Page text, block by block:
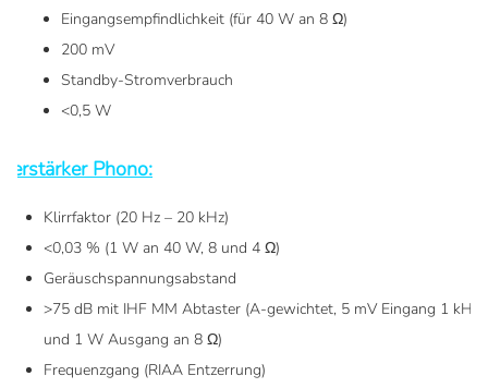
Eingangsempfindlichkeit (für 40 W an 8 Ω)
200 mV
Standby-Stromverbrauch
<0,5 W
Verstärker Phono:
Klirrfaktor (20 Hz – 20 kHz)
<0,03 % (1 W an 40 W, 8 und 4 Ω)
Geräuschspannungsabstand
>75 dB mit IHF MM Abtaster (A-gewichtet, 5 mV Eingang 1 kHz
und 1 W Ausgang an 8 Ω)
Frequenzgang (RIAA Entzerrung)